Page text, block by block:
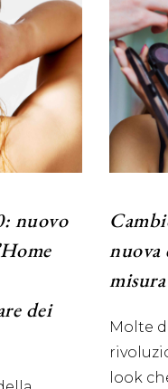
nuovo
dei
nuova
Molte
look